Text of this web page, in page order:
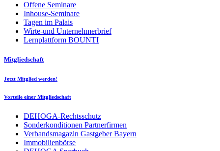
Offene Seminare
Inhouse-Seminare
Tagen im Palais
Wirte-und Unternehmerbrief
Lernplattform BOUNTI
Mitgliedschaft
Jetzt Mitglied werden!
Vorteile einer Mitgliedschaft
DEHOGA-Rechtsschutz
Sonderkonditionen Partnerfirmen
Verbandsmagazin Gastgeber Bayern
Immobilienbörse